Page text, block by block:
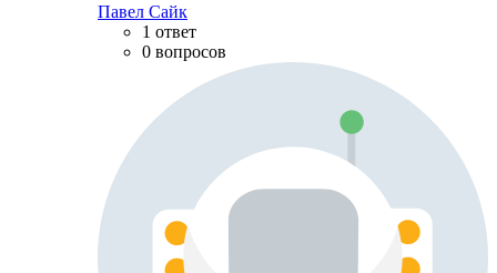
Павел Сайк
1 ответ
0 вопросов